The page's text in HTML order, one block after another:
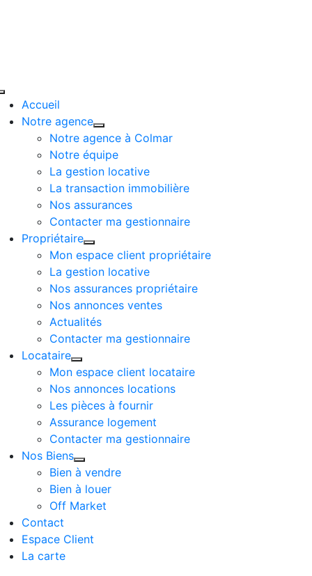
Accueil
Notre agence
Notre agence à Colmar
Notre équipe
La gestion locative
La transaction immobilière
Nos assurances
Contacter ma gestionnaire
Propriétaire
Mon espace client propriétaire
La gestion locative
Nos assurances propriétaire
Nos annonces ventes
Actualités
Contacter ma gestionnaire
Locataire
Mon espace client locataire
Nos annonces locations
Les pièces à fournir
Assurance logement
Contacter ma gestionnaire
Nos Biens
Bien à vendre
Bien à louer
Off Market
Contact
Espace Client
La carte